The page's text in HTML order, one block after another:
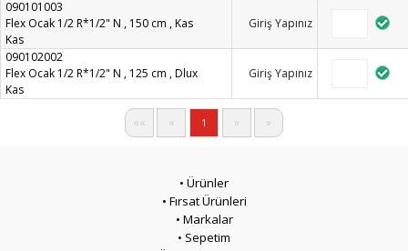
090101003
Flex Ocak 1/2 R*1/2" N , 150 cm , Kas
Kas
Giriş Yapınız
090102002
Flex Ocak 1/2 R*1/2" N , 125 cm , Dlux
Kas
Giriş Yapınız
«« « 1 » »
• Ürünler
• Fırsat Ürünleri
• Markalar
• Sepetim